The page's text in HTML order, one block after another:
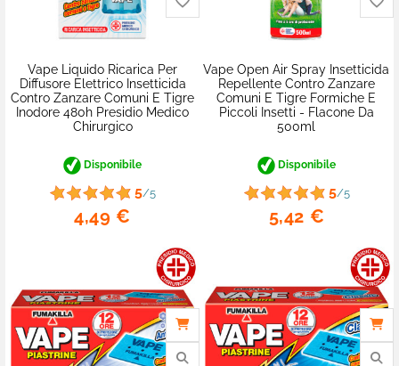
Vape Liquido Ricarica Per
Diffusore Elettrico Insetticida
Contro Zanzare Comuni E Tigre
Inodore 480h Presidio Medico
Chirurgico
Disponibile
5/5
4,49 €
favorite_border
Vape Open Air Spray Insetticida
Repellente Contro Zanzare
Comuni E Tigre Formiche E
Piccoli Insetti - Flacone Da
500ml
Disponibile
5/5
5,42 €